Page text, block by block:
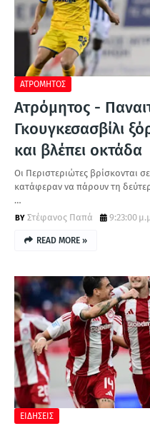
ΑΤΡΟΜΗΤΟΣ
Ατρόμητος -
Γκουγκεσασβίλι
και βλέπει οκτάδα
Οι Περιστεριώτες βρίσκονται
κατάφεραν να πάρουν τη
…
Στέφανος Παπά
9:23:00
READ MORE »
ΕΙΔΗΣΕΙΣ